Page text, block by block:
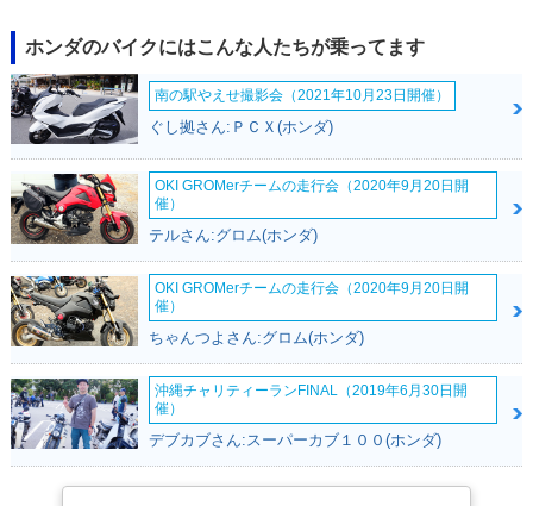
ホンダのバイクにはこんな人たちが乗ってます
南の駅やえせ撮影会（2021年10月23日開催）
ぐし拠さん:ＰＣＸ(ホンダ)
OKI GROMerチームの走行会（2020年9月20日開
催）
テルさん:グロム(ホンダ)
OKI GROMerチームの走行会（2020年9月20日開
催）
ちゃんつよさん:グロム(ホンダ)
沖縄チャリティーランFINAL（2019年6月30日開
催）
デブカブさん:スーパーカブ１００(ホンダ)